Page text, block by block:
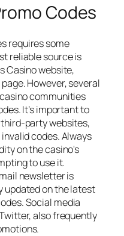
Codes
requires some
reliable source is
Casino website,
However, several
communities
It’s important to
party websites,
codes. Always
on the casino's
to use it.
newsletter is
updated on the latest
Social media
also frequently